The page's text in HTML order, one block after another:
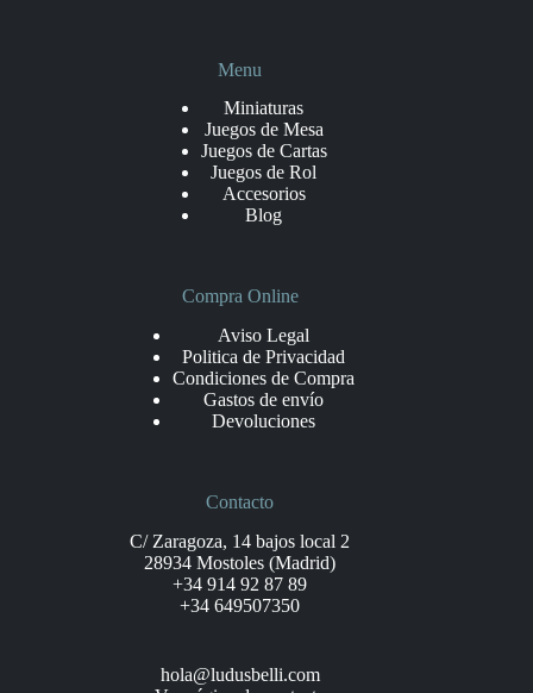
Menu
Miniaturas
Juegos de Mesa
Juegos de Cartas
Juegos de Rol
Accesorios
Blog
Compra Online
Aviso Legal
Politica de Privacidad
Condiciones de Compra
Gastos de envío
Devoluciones
Contacto
C/ Zaragoza, 14 bajos local 2
28934 Mostoles (Madrid)
+34 914 92 87 89
+34 649507350
hola@ludusbelli.com